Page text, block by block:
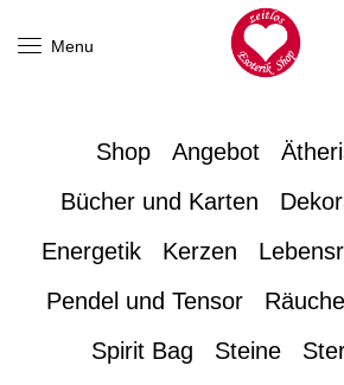
Menu
Shop Angebot
Bücher und Karten
Energetik
Kerzen
Pendel und Tensor
Spirit Bag
Steine